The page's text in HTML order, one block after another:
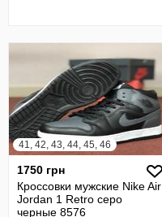
41, 42, 43, 44, 45, 46
1750 грн
Кроссовки мужские Nike Air
Jordan 1 Retro серо
черные 8576